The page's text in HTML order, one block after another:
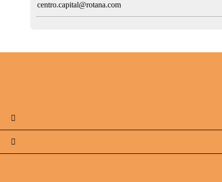
centro.capital@rotana.com

